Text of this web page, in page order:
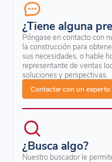
¿Tiene alguna
Póngase en contacto con
la construcción para
sus necesidades, o hable
representante de ventas
soluciones y perspectivas.
Contactar con un experto
¿Busca algo?
Nuestro buscador le